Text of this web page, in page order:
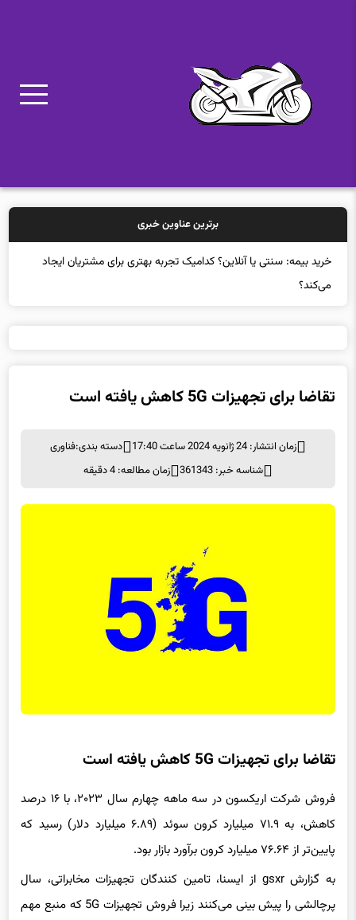
برترین عناوین خبری
خرید بیمه: سنتی یا آنلاین؟ کدامیک تجربه بهتری برای مشتریان ایجاد
می‌کند؟
تقاضا برای تجهیزات 5G کاهش یافته است
زمان انتشار: 24 ژانویه 2024 ساعت 17:40 دسته بندی:فناوری
شناسه خبر: 361343
زمان مطالعه: 4 دقیقه
تقاضا برای تجهیزات 5G کاهش یافته است
فروش شرکت اریکسون در سه ماهه چهارم سال ۲۰۲۳، با ۱۶ درصد
کاهش، به ۷۱.۹ میلیارد کرون سوئد (۶.۸۹ میلیارد دلار) رسید که
پایین‌تر از ۷۶.۶۴ میلیارد کرون برآورد بازار بود.
به گزارش gsxr از ایسنا، تامین کنندگان تجهیزات مخابراتی، سال
پرچالشی را پیش بینی می‌کنند زیرا فروش تجهیزات 5G که منبع مهم